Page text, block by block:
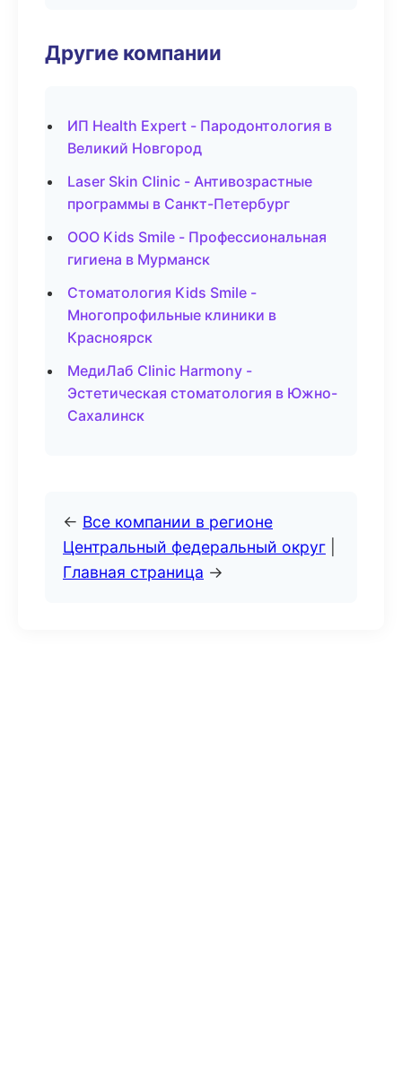
Другие компании
ИП Health Expert - Пародонтология в
Великий Новгород
Laser Skin Clinic - Антивозрастные
программы в Санкт-Петербург
ООО Kids Smile - Профессиональная
гигиена в Мурманск
Стоматология Kids Smile -
Многопрофильные клиники в
Красноярск
МедиЛаб Clinic Harmony -
Эстетическая стоматология в Южно-
Сахалинск
← Все компании в регионе
Центральный федеральный округ
Главная страница →